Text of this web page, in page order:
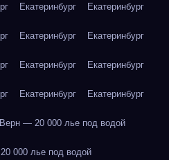
Екатеринбург Екатеринбург
Екатеринбург Екатеринбург
Екатеринбург Екатеринбург
Екатеринбург Екатеринбург
— 20 000 лье под водой
000 лье под водой